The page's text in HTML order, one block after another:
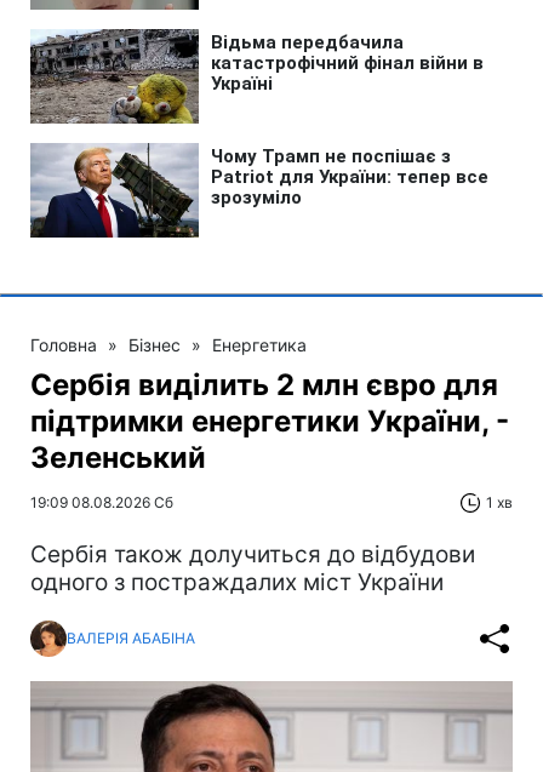
Головна » Бізнес » Енергетика
Сербія виділить 2 млн євро для
підтримки енергетики України, -
Зеленський
19:09 08.08.2026 Сб 1 хв
Сербія також долучиться до відбудови
одного з постраждалих міст України
ВАЛЕРІЯ АБАБІНА